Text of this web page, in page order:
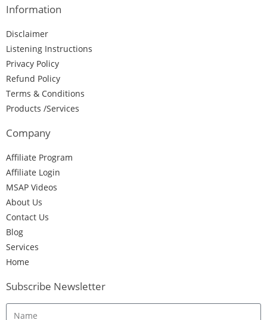
Information
Disclaimer
Listening Instructions
Privacy Policy
Refund Policy
Terms & Conditions
Products /Services
Company
Affiliate Program
Affiliate Login
MSAP Videos
About Us
Contact Us
Blog
Services
Home
Subscribe Newsletter